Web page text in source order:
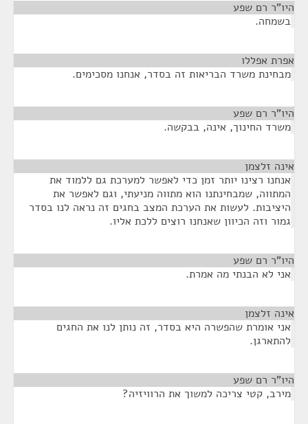
היו"ר רם שפע
בשמחה.
אפרת אפללו
מבחינת משרד הבריאות זה בסדר, אנחנו מסכימים.
היו"ר רם שפע
משרד החינוך, אינה, בבקשה.
אינה זלצמן
אנחנו רצינו יותר זמן כדי לאפשר למערכת גם ללמוד את
המתווה, שמבחינתנו הוא מתווה מניעתי, וגם לאפשר את
היציבות. לעשות את הערכת המצב בחגים זה נראה לנו בסדר
גמור וזה הכיוון שאנחנו רוצים ללכת אליו.
היו"ר רם שפע
אני לא הבנתי מה אמרת.
אינה זלצמן
אני אומרת שהפשרה היא בסדר, זה נותן לנו את החגים
להתארגן.
היו"ר רם שפע
מירב, קטי צריכה למשוך את הרוויזיה?